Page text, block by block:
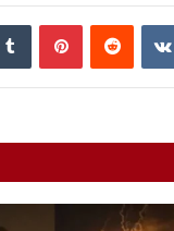
Tumblr PinterestReddit